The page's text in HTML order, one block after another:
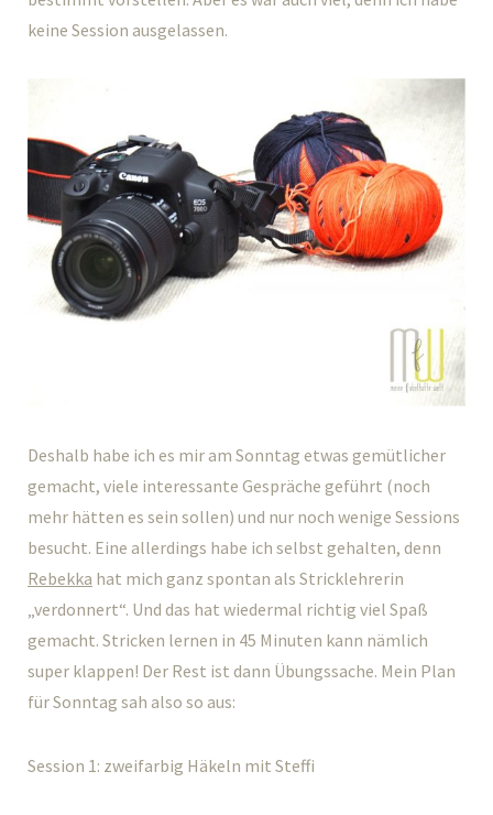
keine Session ausgelassen.
Deshalb habe ich es mir am Sonntag etwas gemütlicher
gemacht, viele interessante Gespräche geführt (noch
mehr hätten es sein sollen) und nur noch wenige Sessions
besucht. Eine allerdings habe ich selbst gehalten, denn
Rebekka hat mich ganz spontan als Stricklehrerin
„verdonnert“. Und das hat wiedermal richtig viel Spaß
gemacht. Stricken lernen in 45 Minuten kann nämlich
super klappen! Der Rest ist dann Übungssache. Mein Plan
für Sonntag sah also so aus:
Session 1: zweifarbig Häkeln mit Steffi